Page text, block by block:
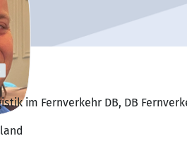
im Fernverkehr DB, DB